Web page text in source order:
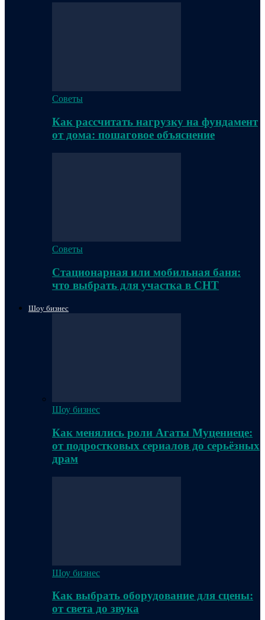
Советы
Как рассчитать нагрузку на фундамент
от дома: пошаговое объяснение
Советы
Стационарная или мобильная баня:
что выбрать для участка в СНТ
Шоу бизнес
Шоу бизнес
Как менялись роли Агаты Муцениеце:
от подростковых сериалов до серьёзных
драм
Шоу бизнес
Как выбрать оборудование для сцены:
от света до звука